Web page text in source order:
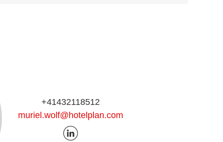
+41432118512
muriel.wolf@hotelplan.com